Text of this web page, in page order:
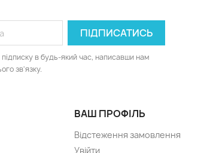
в будь-який час, написавши нам
зв'язку.
ВАШ ПРОФІЛЬ
Відстеження замовлення
Увійти